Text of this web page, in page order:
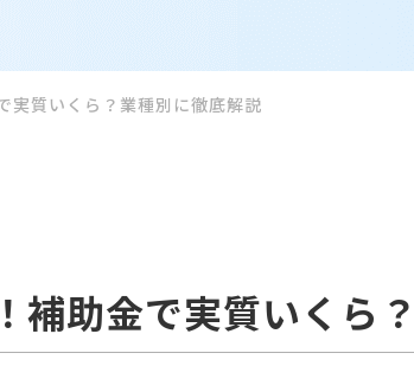
実質いくら？業種別に徹底解説
補助金で実質いくら